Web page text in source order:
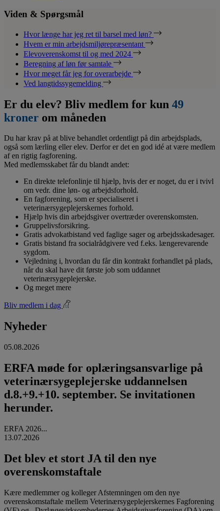
Viden & Spørgsmål
Hvor længe har jeg ret til barsel med løn?
Hvem er min arbejdsmiljørepræsentant
Elevoverenskomst til og med 2024
Beregning af løn før samtale
Hvor meget får jeg for overarbejde
Ved langtidssygemelding
Er du elev? Bliv medlem for kun 49
kroner om måneden
Du har krav på at blive behandlet ordentligt på din arbejdsplads,
også som lærling eller elev. Derfor er det en god idé at være medlem
af en rigtig fagforening.
Med medlemsskabet får du blandt andet:
En direkte telefonlinje til hjælp, hvis der er noget, du er i tvivl
om vedr. dine løn- og arbejdsforhold.
En fagforening, som er specialiseret i
veterinærsygeplejerskernes forhold.
Hjælp hvis din arbejdsgiver overtræder overenskomsten.
Gruppelivsforsikring.
Gratis advokatbistand ved faglige sager og arbejdsskadesager.
Gratis bistand fra socialrådgivere ved f.eks. længerevarende
sygdom.
Vejledning i, hvordan du får din kontrakt forhandlet på plads,
når du skal have dit første job som uddannet
veterinærsygeplejerske.
Og meget mere
Bliv medlem i dag
Nyheder
05.08.2026
ERFA møde for oplæringsansvarlige på
veterinærsygeplejerske uddannelsen
d.8.+9.+10. september. Se invitationen
herunder.
ERFA 2026...
13.07.2026
Det blev et stort JA til den nye
overenskomstaftale
Kære medlemmer og kolleger Afstemningen om den nye
overenskomstaftale mellem Veterinærsygeplejerskernes Fagforening